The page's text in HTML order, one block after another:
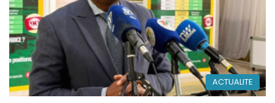
ACTUALITE